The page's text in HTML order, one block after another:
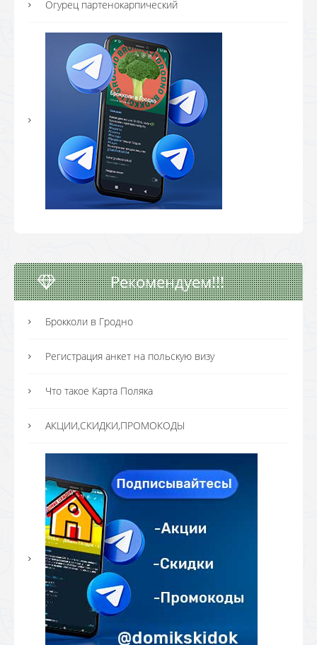
Огурец партенокарпический
Рекомендуем!!!
Брокколи в Гродно
Регистрация анкет на польскую визу
Что такое Карта Поляка
АКЦИИ,СКИДКИ,ПРОМОКОДЫ